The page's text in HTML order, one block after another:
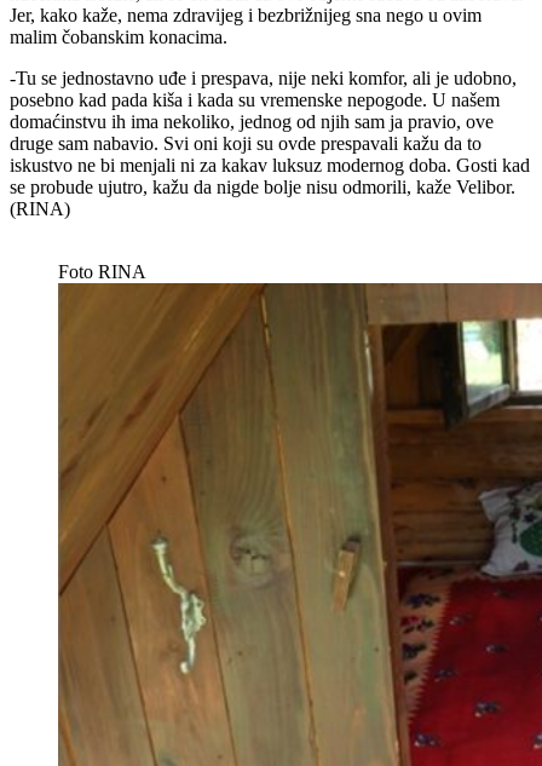
Jer, kako kaže, nema zdravijeg i bezbrižnijeg sna nego u ovim
malim čobanskim konacima.
-Tu se jednostavno uđe i prespava, nije neki komfor, ali je udobno,
posebno kad pada kiša i kada su vremenske nepogode. U našem
domaćinstvu ih ima nekoliko, jednog od njih sam ja pravio, ove
druge sam nabavio. Svi oni koji su ovde prespavali kažu da to
iskustvo ne bi menjali ni za kakav luksuz modernog doba. Gosti kad
se probude ujutro, kažu da nigde bolje nisu odmorili, kaže Velibor.
(RINA)
Foto RINA